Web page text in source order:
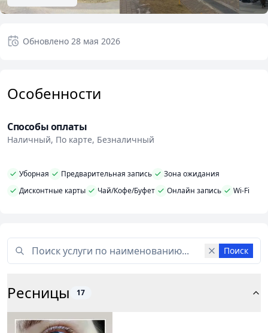
Обновлено 28 мая 2026
Особенности
Способы оплаты
Наличный, По карте, Безналичный
Уборная Предварительная запись
Зона ожидания
Дисконтные карты
Чай/Кофе/Буфет Онлайн запись Wi-Fi
Поиск
Ресницы 17